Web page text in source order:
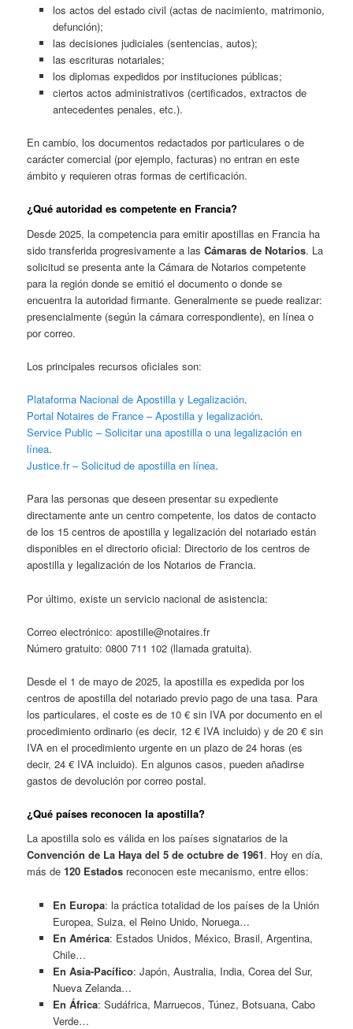
los actos del estado civil (actas de nacimiento, matrimonio,
defunción);
las decisiones judiciales (sentencias, autos);
las escrituras notariales;
los diplomas expedidos por instituciones públicas;
ciertos actos administrativos (certificados, extractos de
antecedentes penales, etc.).
En cambio, los documentos redactados por particulares o de
carácter comercial (por ejemplo, facturas) no entran en este
ámbito y requieren otras formas de certificación.
¿Qué autoridad es competente en Francia?
Desde 2025, la competencia para emitir apostillas en Francia ha
sido transferida progresivamente a lasCámaras de Notarios. La
solicitud se presenta ante la Cámara de Notarios competente
para la región donde se emitió el documento o donde se
encuentra la autoridad firmante. Generalmente se puede realizar:
presencialmente (según la cámara correspondiente), en línea o
por correo.
Los principales recursos oficiales son:
Plataforma Nacional de Apostilla y Legalización.
Portal Notaires de France – Apostilla y legalización.
Service Public – Solicitar una apostilla o una legalización en
línea.
Justice.fr – Solicitud de apostilla en línea.
Para las personas que deseen presentar su expediente
directamente ante un centro competente, los datos de contacto
de los 15 centros de apostilla y legalización del notariado están
disponibles en el directorio oficial: Directorio de los centros de
apostilla y legalización de los Notarios de Francia.
Por último, existe un servicio nacional de asistencia:
Correo electrónico: apostille@notaires.fr
Número gratuito: 0800 711 102 (llamada gratuita).
Desde el 1 de mayo de 2025, la apostilla es expedida por los
centros de apostilla del notariado previo pago de una tasa. Para
los particulares, el coste es de 10 € sin IVA por documento en el
procedimiento ordinario (es decir, 12 € IVA incluido) y de 20 € sin
IVA en el procedimiento urgente en un plazo de 24 horas (es
decir, 24 € IVA incluido). En algunos casos, pueden añadirse
gastos de devolución por correo postal.
¿Qué países reconocen la apostilla?
La apostilla solo es válida en los países signatarios de la
Convención de La Haya del 5 de octubre de 1961. Hoy en día,
más de120 Estados reconocen este mecanismo, entre ellos:
En Europa: la práctica totalidad de los países de la Unión
Europea, Suiza, el Reino Unido, Noruega…
En América: Estados Unidos, México, Brasil, Argentina,
Chile…
En Asia-Pacífico: Japón, Australia, India, Corea del Sur,
Nueva Zelanda…
En África: Sudáfrica, Marruecos, Túnez, Botsuana, Cabo
Verde…